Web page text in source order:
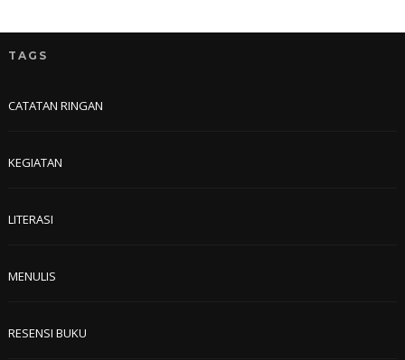
TAGS
CATATAN RINGAN
KEGIATAN
LITERASI
MENULIS
RESENSI BUKU